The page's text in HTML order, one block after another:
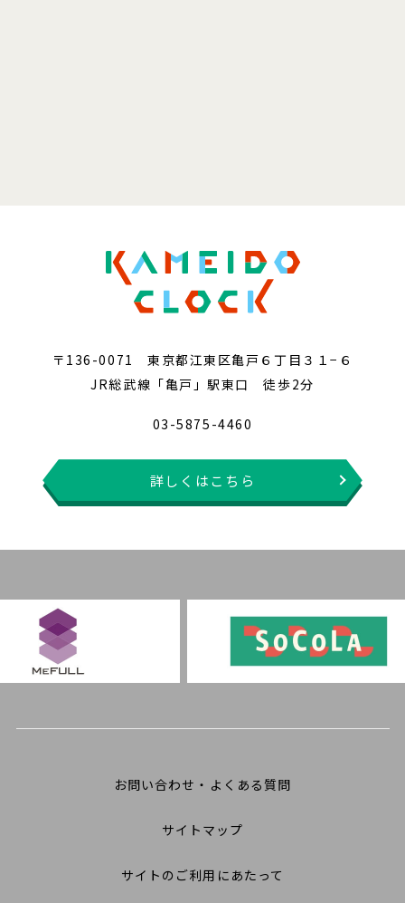
〒136-0071 東京都江東区亀戸６丁目３１−６
JR総武線「亀戸」駅東口 徒歩2分
03-5875-4460
詳しくはこちら
お問い合わせ・よくある質問
サイトマップ
サイトのご利用にあたって